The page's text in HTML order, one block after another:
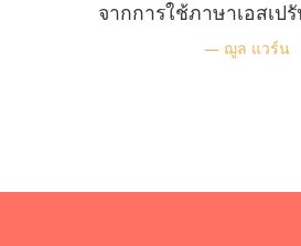
จากการใช้ภาษาเอสเป
ฌูล แวร์น